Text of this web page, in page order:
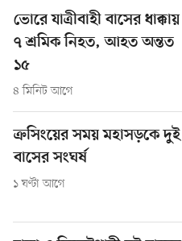
ভোরে যাত্রীবাহী বাসের ধাক্কায়
৭ শ্রমিক নিহত, আহত অন্তত
১৫
৪ মিনিট আগে
ক্রসিংয়ের সময় মহাসড়কে দুই
বাসের সংঘর্ষ
১ ঘণ্টা আগে